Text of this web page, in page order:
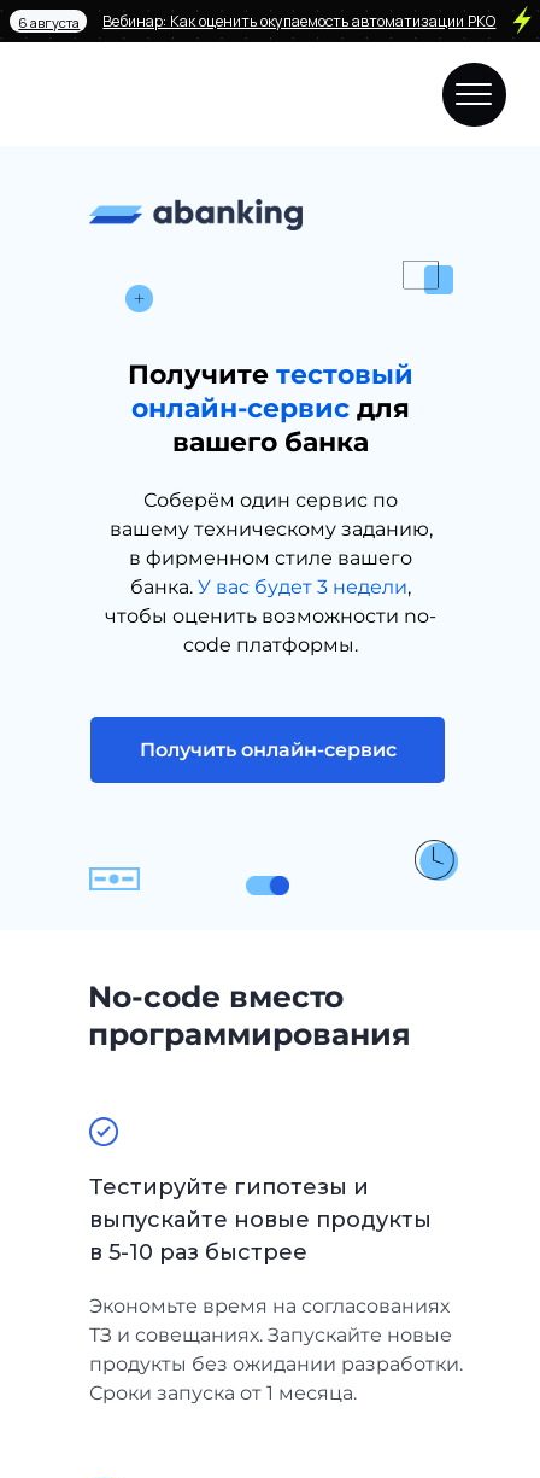
6 августа Вебинар: Как оценить окупаемость автоматизации РКО
Получите тестовый
онлайн-сервис для
вашего банка
Соберём один сервис по
вашему техническому заданию,
в фирменном стиле вашего
банка. У вас будет 3 недели,
чтобы оценить возможности no-
code платформы.
Получить онлайн-сервис
No-code вместо
программирования
Тестируйте гипотезы и
выпускайте новые продукты
в 5-10 раз быстрее
Экономьте время на согласованиях
ТЗ и совещаниях. Запускайте новые
продукты без ожидании разработки.
Сроки запуска от 1 месяца.